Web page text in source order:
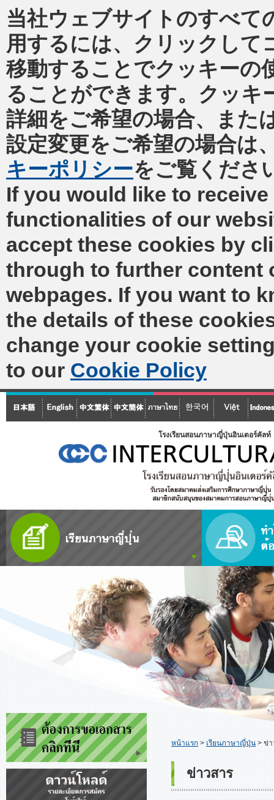
当社ウェブサイトのすべて
用するには、クリックして
移動することでクッキーの
ることができます。クッキ
詳細をご希望の場合、また
設定変更をご希望の場合は
キーポリシーをご覧くださ
If you would like to receive
functionalities of our
accept these cookies by
through to further content
webpages. If you want to
the details of these
change your cookie
to our Cookie Policy
โรงเรียนสอนภาษาญี่ปุ่นอินเตอร์คั
หน้าแรก > เรียนภาษาญี่ปุ่น > ข่า
ข่าวสาร